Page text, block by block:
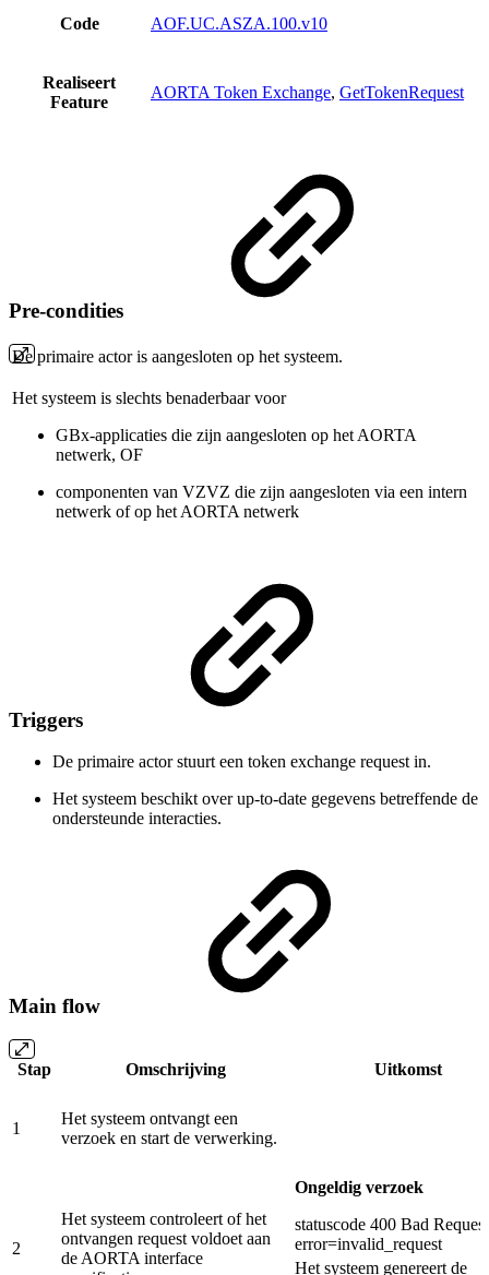
Code AOF.UC.ASZA.100.v10
Realiseert
Feature
AORTA Token Exchange, GetTokenRequest
Pre-condities
De primaire actor is aangesloten op het systeem.
Het systeem is slechts benaderbaar voor
GBx-applicaties die zijn aangesloten op het AORTA
netwerk, OF
componenten van VZVZ die zijn aangesloten via een intern
netwerk of op het AORTA netwerk
Triggers
De primaire actor stuurt een token exchange request in.
Het systeem beschikt over up-to-date gegevens betreffende de
ondersteunde interacties.
Main flow
Stap Omschrijving Uitkomst
1
Het systeem ontvangt een
verzoek en start de verwerking.
2
Het systeem controleert of het
ontvangen request voldoet aan
de AORTA interface
Ongeldig verzoek
statuscode 400 Bad
error=invalid_request
Het systeem genereert de